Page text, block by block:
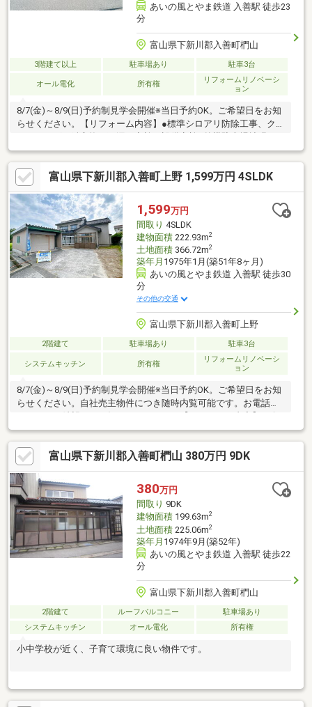
あいの風とやま鉄道 入善駅 徒歩23
分
富山県下新川郡入善町椚山
3階建て以上 駐車場あり 駐車3台
オール電化 所有権
リフォームリノベーシ
ョン
8/7(金)～8/9(日)予約制見学会開催※当日予約OK。ご希望日をお知
らせください。【リフォーム内容】●標準シロアリ防除工事、ク
庭木伐採【おすすめポイント】・本物件は条件により住宅ローン
減税が適用されます。・雨漏り、構造上主要な部分の欠陥や・腐
食、給排水管の故障や漏水についてお引渡しより２年間保証。・
シロアリ防除工事施工後5年間保証。・新品の照明器具設置予定な
ので入居後にすぐに生活が始められます。・お客様に合わせたロ
ーンの組み方や金融機関をご提案。住宅ローンが初めての方でも
お
富山県下新川郡入善町上野 1,599万円 4SLDK
1,599万円
間取り 4SLDK
建物面積222.93m2
土地面積366.72m2
築年月 1975年1月(築51年8ヶ月)
あいの風とやま鉄道 入善駅 徒歩30
分
その他の交通
富山県下新川郡入善町上野
2階建て 駐車場あり 駐車3台
システムキッチン 所有権
リフォームリノベーシ
ョン
8/7(金)～8/9(日)予約制見学会開催※当日予約OK。ご希望日をお知
らせください。自社売主物件につき随時内覧可能です。お電話か
震補強工事予定駐車場拡張、下水道接続、水回り設備交換、玄関
扉交換、室内ドア交換、床材上張り、クロス張替え【おすすめポ
イント】・耐震適合証明書を取得すれば（要別途費用）、条件に
より住宅ローン減税や不動産取得税減税の対象になります。【周
辺施設】・上青小学校まで約650ｍ（徒歩約9分）・入善西中学校
まで約350ｍ（徒歩5分）・大阪屋ショップ入善店様まで約110
富山県下新川郡入善町椚山 380万円 9DK
380万円
間取り 9DK
建物面積199.63m2
土地面積225.06m2
築年月 1974年9月(築52年)
あいの風とやま鉄道 入善駅 徒歩22
分
富山県下新川郡入善町椚山
2階建て ルーフバルコニー
駐車場あり
システムキッチン
オール電化 所有権
小中学校が近く、子育て環境に良い物件です。